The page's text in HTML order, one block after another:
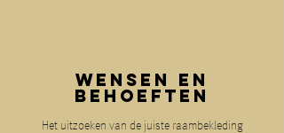
WENSEN EN
BEHOEFTEN
Het uitzoeken van de juiste raambekleding